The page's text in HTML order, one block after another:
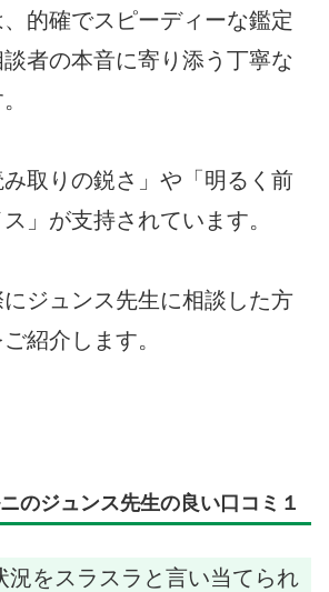
、的確でスピーディーな鑑定
者の本音に寄り添う丁寧な
取りの鋭さ」や「明るく前
」が支持されています。
ジュンス先生に相談した方
ご紹介します。
のジュンス先生の良い口コミ１
況をスラスラと言い当てられ